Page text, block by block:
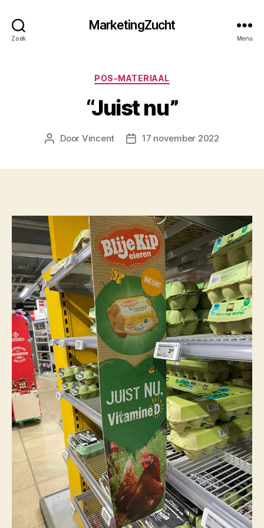
Zoek
MarketingZucht
Menu
Categorieën
POS-MATERIAAL
“Juist nu”
Berichtauteur
Door Vincent Berichtdatum
17 november 2022